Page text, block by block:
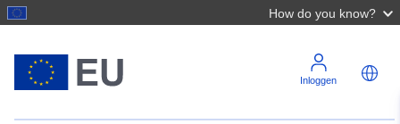
How do you know?
Inloggen